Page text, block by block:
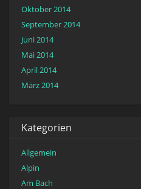
Oktober 2014
September 2014
Juni 2014
Mai 2014
April 2014
März 2014
Kategorien
Allgemein
Alpin
Am Bach